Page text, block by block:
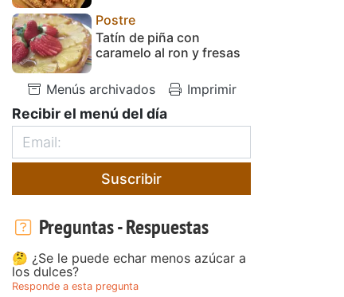
Postre
Tatín de piña con
caramelo al ron y fresas
Menús archivados Imprimir
Recibir el menú del día
Suscribir
Preguntas - Respuestas
🤔 ¿Se le puede echar menos azúcar a
los dulces?
Responde a esta pregunta